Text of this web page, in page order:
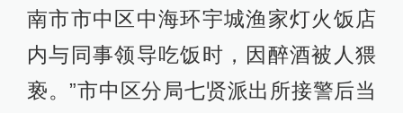
南市市中区中海环宇城渔家灯火饭店
内与同事领导吃饭时，因醉酒被人猥
亵。”市中区分局七贤派出所接警后当